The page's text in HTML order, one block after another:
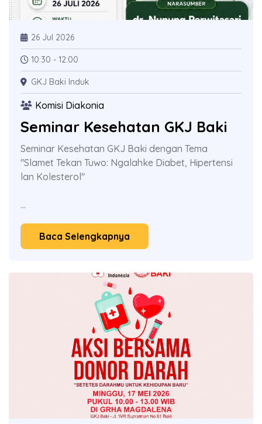
26 Jul 2026
10:30 - 12:00
GKJ Baki Induk
Komisi Diakonia
Seminar Kesehatan GKJ Baki
Seminar Kesehatan GKJ Baki dengan Tema
"Slamet Tekan Tuwo: Ngalahke Diabet, Hipertensi
lan Kolesterol"
...
Baca Selengkapnya